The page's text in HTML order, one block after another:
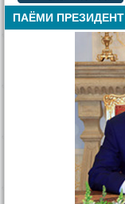
ПАЁМИ ПРЕЗИДЕНТ